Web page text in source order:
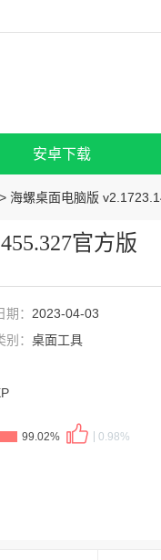
安卓下载
> 海螺桌面电脑版
官方版
： 2023-04-03
： 桌面工具
99.02% 0.98%